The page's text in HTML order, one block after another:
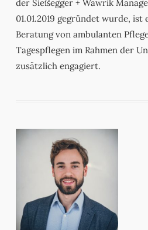
der Sießegger + Wawrik
01.01.2019 gegründet wurde,
Beratung von ambulanten
Tagespflegen im Rahmen der
zusätzlich engagiert.